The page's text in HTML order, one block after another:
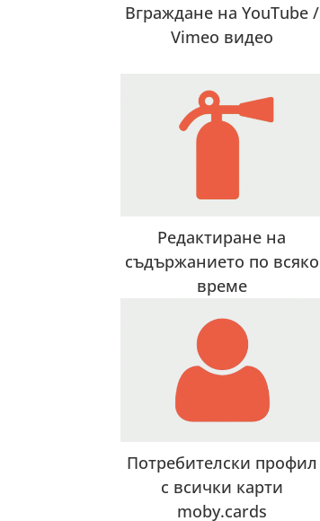
Вграждане на YouTube /
Vimeo видео
Редактиране на
съдържанието по всяко
време
Потребителски профил
с всички карти
moby.cards